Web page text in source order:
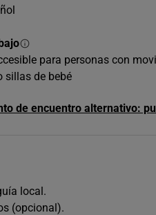
para personas con
sillas de bebé
de encuentro alternativo:
local.
(opcional).